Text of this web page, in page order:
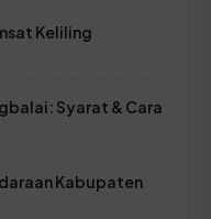
Keliling
Syarat & Cara
Kabupaten